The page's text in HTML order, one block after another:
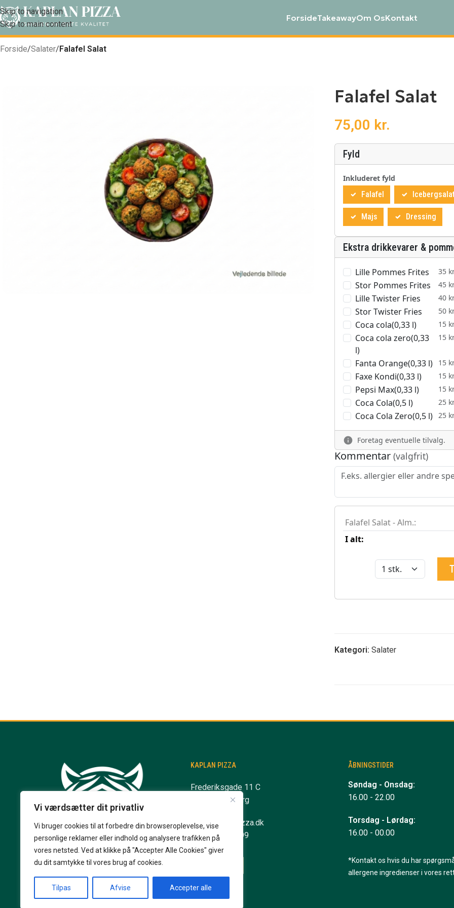
Vi værdsætter dit privatliv
Vi bruger cookies til at forbedre din browseroplevelse, vise
personlige reklamer eller indhold og analysere trafikken på
vores netsted. Ved at klikke på "Accepter Alle Cookies" giver
du dit samtykke til vores brug af cookies.
Tilpas Afvise Accepter alle
Skip to navigation
Skip to main content
ForsideTakeawayOm OsKontakt
Forside/Salater/Falafel Salat
Falafel Salat
75,00 kr.
Kategori: Salater
KAPLAN PIZZA
Frederiksgade 11 C
5700 Svendborg
info@kaplanpizza.dk
+45 62 20 10 99
ÅBNINGSTIDER
Søndag - Onsdag:
16.00 - 22.00
Torsdag - Lørdag:
16.00 - 00.00
*Kontakt os hvis du har
allergene ingredienser i vores